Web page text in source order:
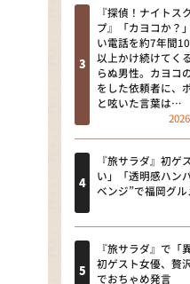
本日はダ
朝だ！生
教えて！
ミカタ
ＬＩＦＥ
新婚さん
ザキ山小
『探偵！ナイトス
プ』「カヨコか？
い電話を約7年間
以上かけ続けてく
らぬ男性。カヨコ
をした依頼者に、
と呟いた言葉は…
『旅サラダ』初ゲ
い」「透明感ハン
ベンジ”で福岡グル
『旅サラダ』で「
初ゲスト女優、贅
でおちゃめ発言